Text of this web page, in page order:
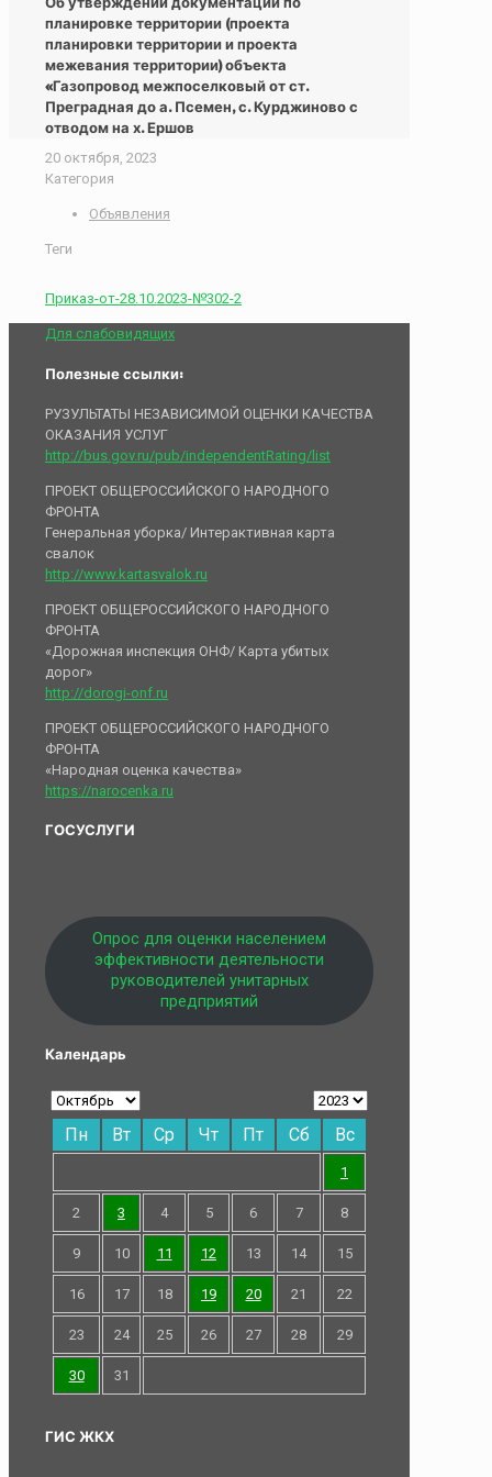
планировке территории (проекта
планировки территории и проекта
межевания территории) объекта
«Газопровод межпоселковый от ст.
Преградная до а. Псемен, с. Курджиново с
отводом на х. Ершов
20 октября, 2023
Категория
Объявления
Теги
Приказ-от-28.10.2023-№302-2
Для слабовидящих
Полезные ссылки:
РУЗУЛЬТАТЫ НЕЗАВИСИМОЙ ОЦЕНКИ КАЧЕСТВА
ОКАЗАНИЯ УСЛУГ
http://bus.gov.ru/pub/independentRating/list
ПРОЕКТ ОБЩЕРОССИЙСКОГО НАРОДНОГО
ФРОНТА
Генеральная уборка/ Интерактивная карта
свалок
http://www.kartasvalok.ru
ПРОЕКТ ОБЩЕРОССИЙСКОГО НАРОДНОГО
ФРОНТА
«Дорожная инспекция ОНФ/ Карта убитых
дорог»
http://dorogi-onf.ru
ПРОЕКТ ОБЩЕРОССИЙСКОГО НАРОДНОГО
ФРОНТА
«Народная оценка качества»
https://narocenka.ru
ГОСУСЛУГИ
Опрос для оценки населением
эффективности деятельности
руководителей унитарных
предприятий
Календарь
Пн Вт Ср Чт Пт Сб Вс
1
2 3 4 5 6 7 8
9 10 11 12 13 14 15
16 17 18 19 20 21 22
23 24 25 26 27 28 29
30 31
ГИС ЖКХ